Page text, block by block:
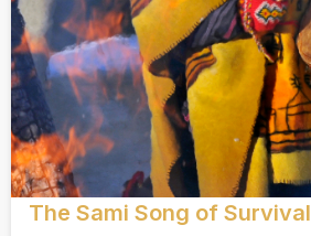
The Sami Song of Survival